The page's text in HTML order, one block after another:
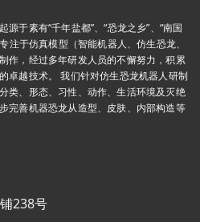
于素有“千年盐都”、“恐龙之乡”、“南国
注于仿真模型（智能机器人、仿生恐龙、
作，经过多年研发人员的不懈努力，积累
卓越技术。 我们针对仿生恐龙机器人研制
类、形态、习性、动作、生活环境及灭绝
完善机器恐龙从造型、皮肤、内部构造等
238号